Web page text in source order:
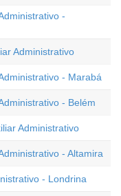
-
Administrativo
- Marabá
- Belém
Administrativo
- Altamira
- Londrina